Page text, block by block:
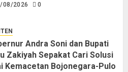
08/2026 0
Andra Soni dan Bupati
Zakiyah Sepakat Cari Solusi
Kemacetan Bojonegara-Pulo